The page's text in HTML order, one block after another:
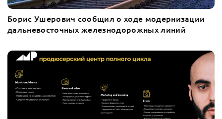
Борис Ушерович сообщил о ходе модернизации
дальневосточных железнодорожных линий